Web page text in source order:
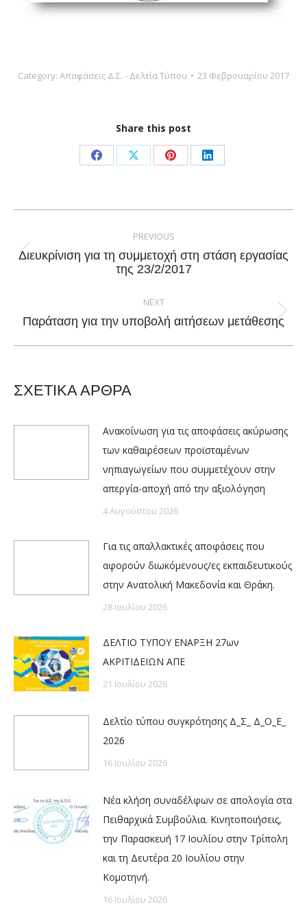
Category: Αποφάσεις Δ.Σ. - Δελτία Τύπου 23 Φεβρουαρίου 2017
Share this post
Share
Facebook
Share
X
Share
Pinterest
Share
LinkedIn
navigation
PREVIOUS
Previous
Διευκρίνιση για τη συμμετοχή στη στάση εργασίας
της 23/2/2017
NEXT
Next
Παράταση για την υποβολή αιτήσεων μετάθεσης
ΣΧΕΤΙΚΑ ΑΡΘΡΑ
Ανακοίνωση για τις αποφάσεις ακύρωσης
των καθαιρέσεων προϊσταμένων
νηπιαγωγείων που συμμετέχουν στην
απεργία-αποχή από την αξιολόγηση
4 Αυγούστου 2026
Για τις απαλλακτικές αποφάσεις που
αφορούν διωκόμενους/ες εκπαιδευτικούς
στην Ανατολική Μακεδονία και Θράκη.
28 Ιουλίου 2026
ΔΕΛΤΙΟ ΤΥΠΟΥ ΕΝΑΡΞΗ 27ων
ΑΚΡΙΤΙΔΕΙΩΝ ΑΠΕ
21 Ιουλίου 2026
Δελτίο τύπου συγκρότησης Δ_Σ_ Δ_Ο_Ε_
2026
16 Ιουλίου 2026
Νέα κλήση συναδέλφων σε απολογία στα
Πειθαρχικά Συμβούλια. Κινητοποιήσεις,
την Παρασκευή 17 Ιουλίου στην Τρίπολη
και τη Δευτέρα 20 Ιουλίου στην
Κομοτηνή.
16 Ιουλίου 2026